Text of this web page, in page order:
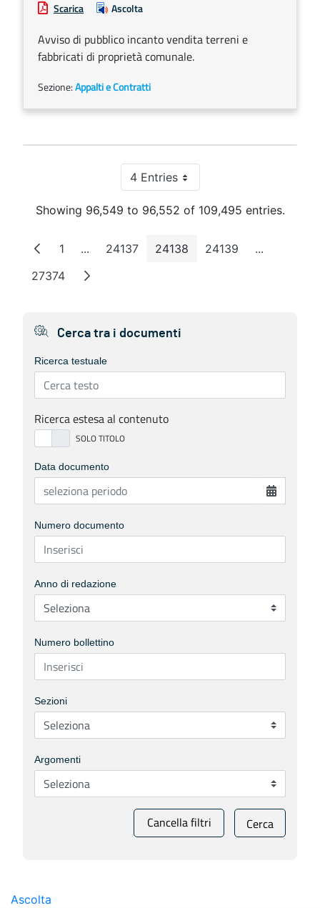
Scarica Ascolta
Avviso di pubblico incanto vendita terreni e
fabbricati di proprietà comunale.
Sezione:Appalti e Contratti
4 EntriesPer Page
Showing 96,549 to 96,552 of 109,495 entries.
Page
1 ...Intermediate Pages
Page
24137 Page
24138 Page
24139 ...
Page
27374
Cerca tra i documenti
Ricerca testuale
Ricerca estesa al contenuto
Data documento
Numero documento
Anno di redazione
Numero bollettino
Sezioni
Argomenti
Cancella filtri Cerca
Ascolta